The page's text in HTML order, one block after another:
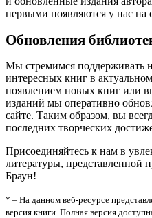
первыми появляются у нас на
Обновления
Мы стремимся поддерживать
интересных книг в
появлением новых книг или
изданий мы оперативно
сайте. Таким образом, вы
последних творческих
Присоединяйтесь к нам в
литературы, представленной
Браун!
* – На данном веб-ресурсе
версия книги. Полная версия